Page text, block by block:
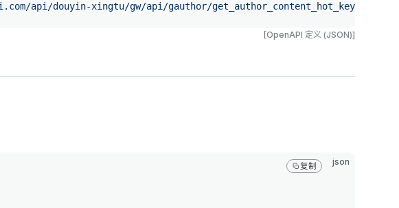
api/douyin-xingtu/gw/api/gauthor/get_author_content_hot_keywords/
[OpenAPI 定义 (JSON)]
json
复制